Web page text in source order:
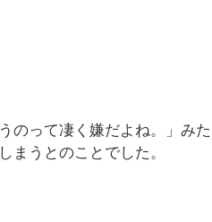
のって凄く嫌だよね。」みた
まうとのことでした。